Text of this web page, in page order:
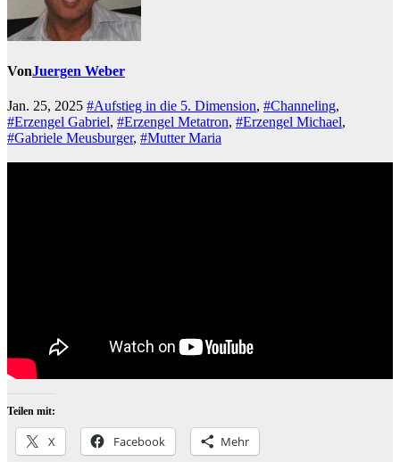
VonJuergen Weber
Jan. 25, 2025 #Aufstieg in die 5. Dimension, #Channeling,
#Erzengel Gabriel, #Erzengel Metatron, #Erzengel Michael,
#Gabriele Meusburger, #Mutter Maria
Teilen mit:
X Facebook Mehr